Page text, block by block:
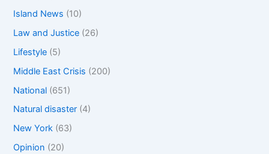
Island News (10)
Law and Justice (26)
Lifestyle (5)
Middle East Crisis (200)
National (651)
Natural disaster (4)
New York (63)
Opinion (20)